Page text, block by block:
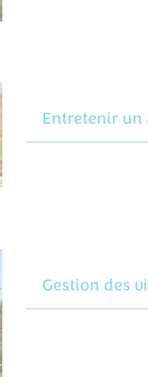
Entretenir
Gestion des